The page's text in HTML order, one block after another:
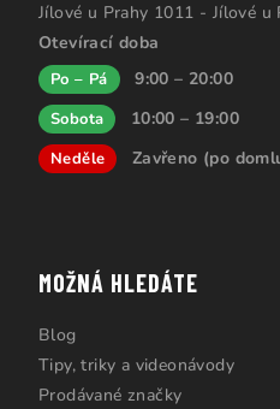
Jílové u Prahy 1011 - Jílové u
Otevírací doba
Po – Pá 9:00 – 20:00
Sobota 10:00 – 19:00
Neděle Zavřeno (po
MOŽNÁ HLEDÁTE
Blog
Tipy, triky a videonávody
Prodávané značky